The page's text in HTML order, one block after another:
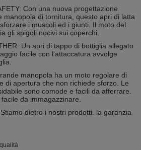
Con una nuova progettazione
manopola di tornitura, questo apri di latta
i muscoli ed i giunti. Il moto del
gli spigoli nocivi sui coperchi.
Un apri di tappo di bottiglia allegato
facile con l'attaccatura avvolge
manopola ha un moto regolare di
di apertura che non richiede sforzo. Le
sono comode e facili da afferrare.
da immagazzinare.
dietro i nostri prodotti. la garanzia